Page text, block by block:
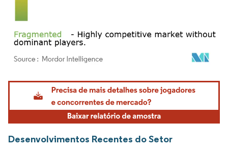
Imagem © Mordor Intelligence. O reuso requer atribuição conforme CC BY 4.0.
Desenvolvimentos Recentes do Setor